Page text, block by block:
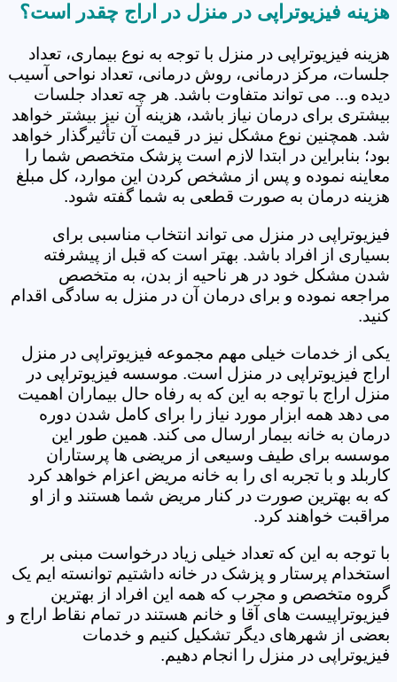
هزینه فیزیوتراپی در منزل در اراج چقدر است؟
هزینه فیزیوتراپی در منزل با توجه به نوع بیماری، تعداد
جلسات، مرکز درمانی، روش درمانی، تعداد نواحی آسیب
دیده و... می تواند متفاوت باشد. هر چه تعداد جلسات
بیشتری برای درمان نیاز باشد، هزینه آن نیز بیشتر خواهد
شد. همچنین نوع مشکل نیز در قیمت آن تأثیرگذار خواهد
بود؛ بنابراین در ابتدا لازم است پزشک متخصص شما را
معاینه نموده و پس از مشخص کردن این موارد، کل مبلغ
هزینه درمان به صورت قطعی به شما گفته شود.
فیزیوتراپی در منزل می تواند انتخاب مناسبی برای
بسیاری از افراد باشد. بهتر است که قبل از پیشرفته
شدن مشکل خود در هر ناحیه از بدن، به متخصص
مراجعه نموده و برای درمان آن در منزل به سادگی اقدام
کنید.
یکی از خدمات خیلی مهم مجموعه فیزیوتراپی در منزل
اراج فیزیوتراپی در منزل است. موسسه فیزیوتراپی در
منزل اراج با توجه به این که به رفاه حال بیماران اهمیت
می دهد همه ابزار مورد نیاز را برای کامل شدن دوره
درمان به خانه بیمار ارسال می کند. همین طور این
موسسه برای طیف وسیعی از مریضی ها پرستاران
کاربلد و با تجربه ای را به خانه مریض اعزام خواهد کرد
که به بهترین صورت در کنار مریض شما هستند و از او
مراقبت خواهند کرد.
با توجه به این که تعداد خیلی زیاد درخواست مبنی بر
استخدام پرستار و پزشک در خانه داشتیم توانسته ایم یک
گروه متخصص و مجرب که همه این افراد از بهترین
فیزیوتراپیست های آقا و خانم هستند در تمام نقاط اراج و
بعضی از شهرهای دیگر تشکیل کنیم و خدمات
فیزیوتراپی در منزل را انجام دهیم.